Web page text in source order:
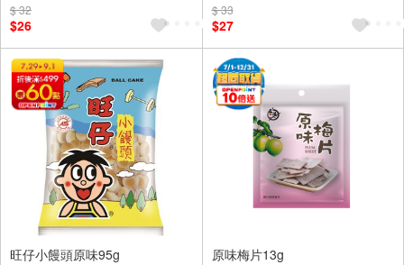
$ 32
$26
$ 33
$27
旺仔小饅頭原味95g
原味梅片13g